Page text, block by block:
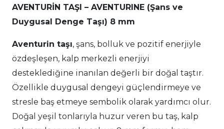
AVENTURİN TAŞI – AVENTURINE (Şans ve
Duygusal Denge Taşı) 8 mm
Aventurin taşı, şans, bolluk ve pozitif enerjiyle
özdeşleşen, kalp merkezli enerjiyi
desteklediğine inanılan değerli bir doğal taştır.
Özellikle duygusal dengeyi güçlendirmeye ve
stresle baş etmeye sembolik olarak yardımcı olur.
Doğal yeşil tonlarıyla huzur veren bu taş, kalp